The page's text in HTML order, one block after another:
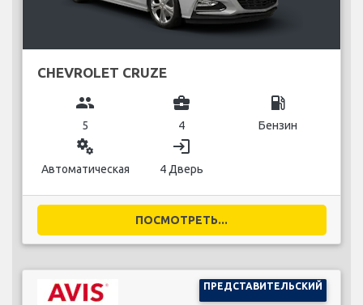
CHEVROLET CRUZE
group
5
business_center
4
local_gas_station
Бензин
miscellaneous_services
Автоматическая
login
4 Дверь
ПОСМОТРЕТЬ...
ПРЕДСТАВИТЕЛЬСКИЙ